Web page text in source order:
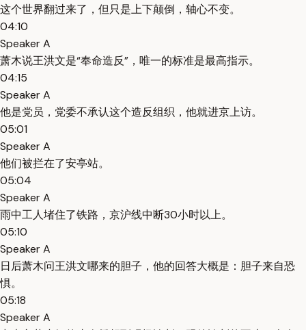
这个世界翻过来了，但只是上下颠倒，轴心不变。
04:10
Speaker A
萧木说王洪文是“奉命造反”，唯一的标准是最高指示。
04:15
Speaker A
他是党员，党委不承认这个造反组织，他就进京上访。
05:01
Speaker A
他们被拦在了安亭站。
05:04
Speaker A
雨中工人堵住了铁路，京沪线中断30小时以上。
05:10
Speaker A
日后萧木问王洪文哪来的胆子，他的回答大概是：胆子来自恐
惧。
05:18
Speaker A